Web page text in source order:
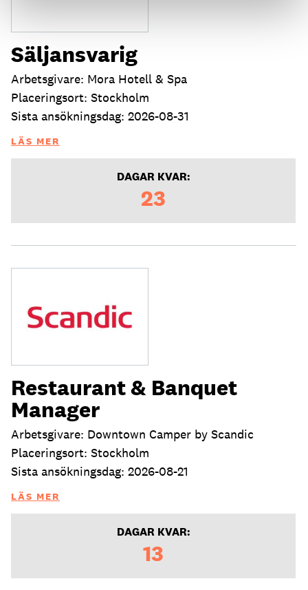
Säljansvarig
Arbetsgivare: Mora Hotell & Spa
Placeringsort: Stockholm
Sista ansökningsdag: 2026-08-31
LÄS MER
DAGAR KVAR:
23
Restaurant & Banquet
Manager
Arbetsgivare: Downtown Camper by Scandic
Placeringsort: Stockholm
Sista ansökningsdag: 2026-08-21
LÄS MER
DAGAR KVAR:
13